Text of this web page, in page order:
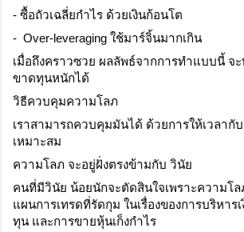
- ซื้อถัวเฉลี่ยกำไร ด้วยเงินก้อนโต
-  Over-leveraging ใช้มาร์จิ้นมากเกิน
เมื่อถึงคราวซวย ผลลัพธ์จากการทำแบบนี้ จ
ขาดทุนหนักได้
วิธีควบคุมความโลภ
เราสามารถควบคุมมันได้ ด้วยการให้เวลากั
เหมาะสม
ความโลภ จะอยู่ฝั่งตรงข้ามกับ วินัย
คนที่มีวินัย น้อยนักจะตัดสินใจเพราะความโล
แผนการเทรดที่รัดกุม ในเรื่องของการบริหาร
ทุน และการขายหุ้นเก็งกำไร